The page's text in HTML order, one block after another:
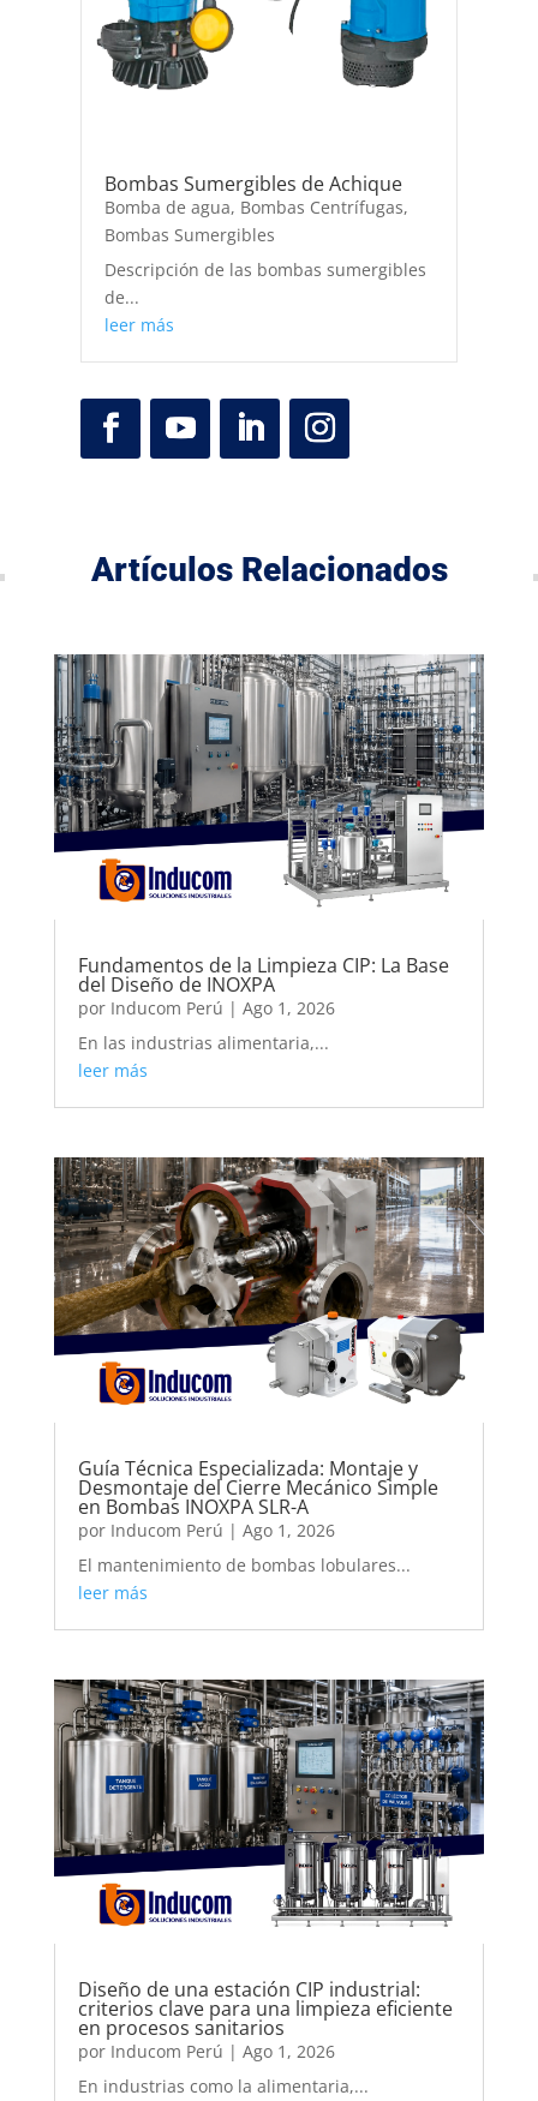
Bombas Sumergibles de Achique
Bomba de agua, Bombas Centrífugas,
Bombas Sumergibles
Descripción de las bombas sumergibles
de...
leer más
Artículos Relacionados
Fundamentos de la Limpieza CIP: La Base
del Diseño de INOXPA
por Inducom Perú | Ago 1, 2026
En las industrias alimentaria,...
leer más
Guía Técnica Especializada: Montaje y
Desmontaje del Cierre Mecánico Simple
en Bombas INOXPA SLR-A
por Inducom Perú | Ago 1, 2026
El mantenimiento de bombas lobulares...
leer más
Diseño de una estación CIP industrial:
criterios clave para una limpieza eficiente
en procesos sanitarios
por Inducom Perú | Ago 1, 2026
En industrias como la alimentaria,...